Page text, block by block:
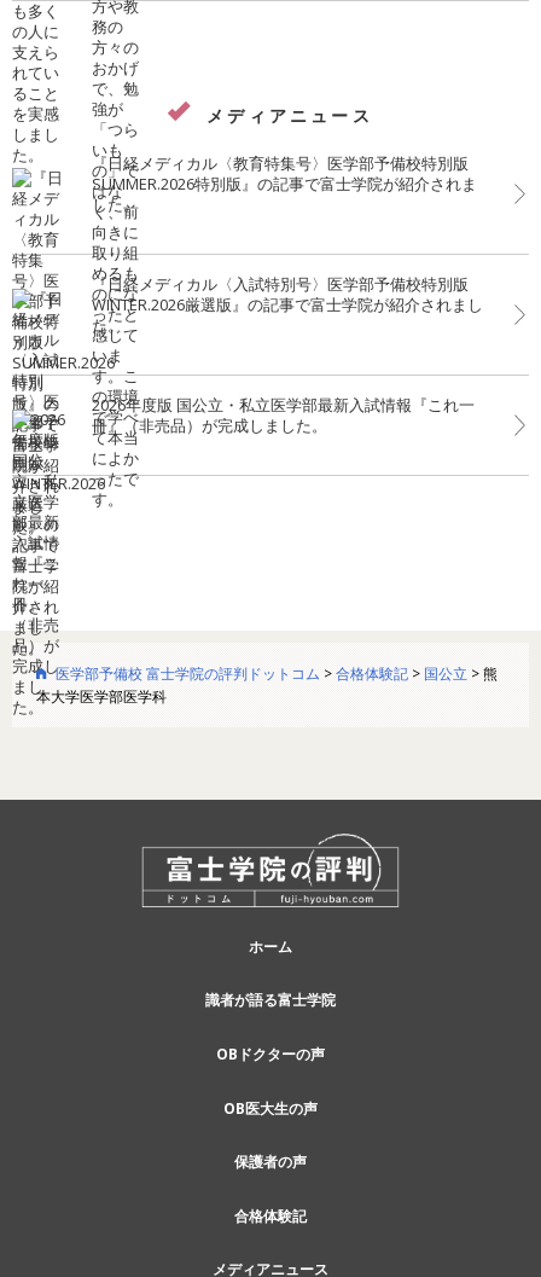
メディアニュース
『日経メディカル〈教育特集号〉医学部予備校特別版
SUMMER.2026特別版』の記事で富士学院が紹介されま
した。
『日経メディカル〈入試特別号〉医学部予備校特別版
WINTER.2026厳選版』の記事で富士学院が紹介されまし
た。
2026年度版 国公立・私立医学部最新入試情報『これ一
冊』（非売品）が完成しました。
医学部予備校 富士学院の評判ドットコム >合格体験記 > 国公立 >熊
本大学医学部医学科
ホーム
識者が語る富士学院
OBドクターの声
OB医大生の声
保護者の声
合格体験記
メディアニュース